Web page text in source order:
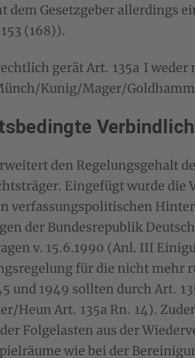
dem Gesetzgeber allerdings
(168)).
gerät Art. 135a I
Kunig/Mager/
den Regelungsgehalt
Eingefügt wurde
verfassungspolitischen
der Bundesrepublik
v. 15.6.1990 (Anl. III
für die nicht mehr
und 1949 sollten durch Art.
Heun Art. 135a Rn. 14).
Folgelasten aus der
wie bei der